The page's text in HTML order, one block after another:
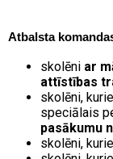
Atbalsta
skolēni ar
attīstības
skolēni,
speciālais
pasākumu
skolēni,